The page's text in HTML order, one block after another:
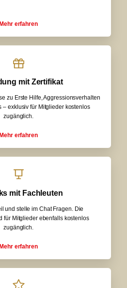
Mehr erfahren
mit Zertifikat
zu Erste Hilfe, Aggressionsverhalten
– exklusiv für Mitglieder kostenlos
zugänglich.
Mehr erfahren
mit Fachleuten
und stelle im Chat Fragen. Die
für Mitglieder ebenfalls kostenlos
zugänglich.
Mehr erfahren